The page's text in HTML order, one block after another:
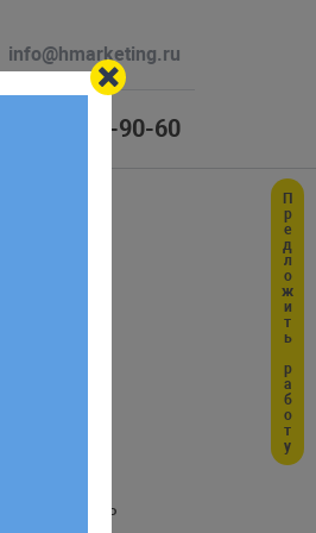
info@hmarketing.ru
(925) 464-90-60
не нашлось
Предложить работу